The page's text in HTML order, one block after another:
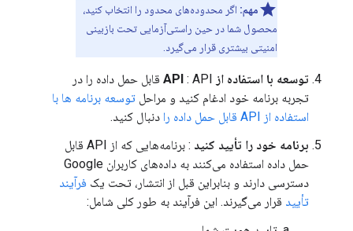
مهم: اگر محدوده‌های محدود را انتخاب کنید،
محصول شما در حین راستی‌آزمایی تحت بازبینی
امنیتی بیشتری قرار می‌گیرد.
توسعه با استفاده از API
: API قابل حمل داده را در
تجربه برنامه خود ادغام کنید و مراحل توسعه برنامه ها با
استفاده از API قابل حمل داده را
دنبال کنید.
برنامه خود را تأیید کنید
: برنامه‌هایی که از API قابل
حمل داده استفاده می‌کنند به داده‌های کاربران Google
دسترسی دارند و بنابراین قبل از انتشار، تحت یک فرآیند
تأیید قرار می‌گیرند. این فرآیند به طور کلی شامل: